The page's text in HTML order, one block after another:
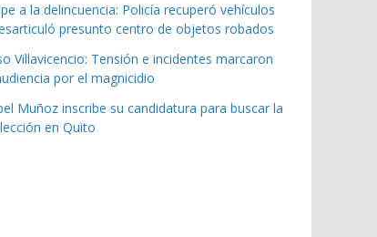
a la delincuencia: Policía recuperó vehículos
presunto centro de objetos robados
Villavicencio: Tensión e incidentes marcaron
por el magnicidio
Muñoz inscribe su candidatura para buscar la
en Quito